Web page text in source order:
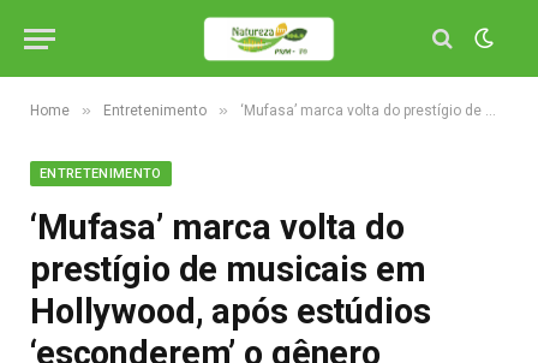
Home » Entretenimento » ‘Mufasa’ marca volta do prestígio de musicais em Hollywood, após estúdios ‘esconderem’ o gênero
ENTRETENIMENTO
‘Mufasa’ marca volta do
prestígio de musicais em
Hollywood, após estúdios
‘esconderem’ o gênero